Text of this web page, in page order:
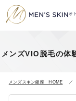
オ
メンズVIO脱毛の体
メンズスキン銀座 HOME